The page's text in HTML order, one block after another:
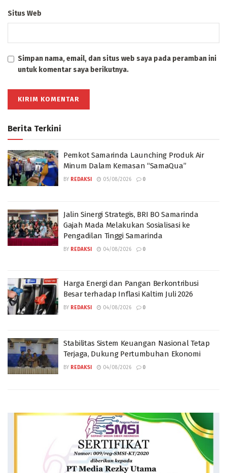
Situs Web
Simpan nama, email, dan situs web saya pada peramban ini
untuk komentar saya berikutnya.
Berita Terkini
Pemkot Samarinda Launching Produk Air
Minum Dalam Kemasan “SamaQua”
BY REDAKSI 05/08/2026 0
Jalin Sinergi Strategis, BRI BO Samarinda
Gajah Mada Melakukan Sosialisasi ke
Pengadilan Tinggi Samarinda
BY REDAKSI 04/08/2026 0
Harga Energi dan Pangan Berkontribusi
Besar terhadap Inflasi Kaltim Juli 2026
BY REDAKSI 04/08/2026 0
Stabilitas Sistem Keuangan Nasional Tetap
Terjaga, Dukung Pertumbuhan Ekonomi
BY REDAKSI 04/08/2026 0